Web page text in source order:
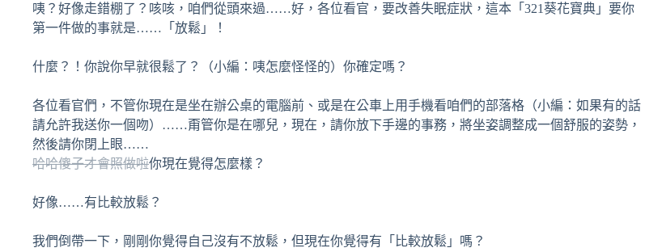
咦？好像走錯棚了？咳咳，咱們從頭來過……好，各位看官，要改善失眠症狀，這本「321葵花寶典」要你
第一件做的事就是……「放鬆」！
什麼？！你說你早就很鬆了？（小編：咦怎麼怪怪的）你確定嗎？
各位看官們，不管你現在是坐在辦公桌的電腦前、或是在公車上用手機看咱們的部落格（小編：如果有的話
請允許我送你一個吻）……甭管你是在哪兒，現在，請你放下手邊的事務，將坐姿調整成一個舒服的姿勢，
然後請你閉上眼……
哈哈傻子才會照做啦你現在覺得怎麼樣？
好像……有比較放鬆？
我們倒帶一下，剛剛你覺得自己沒有不放鬆，但現在你覺得有「比較放鬆」嗎？